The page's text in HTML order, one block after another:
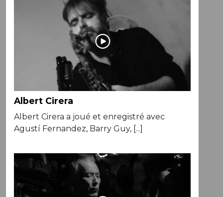
Albert Cirera
Albert Cirera a joué et enregistré avec
Agustí Fernandez, Barry Guy, [...]